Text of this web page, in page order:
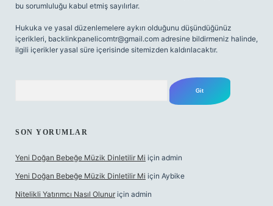
bu sorumluluğu kabul etmiş sayılırlar.
Hukuka ve yasal düzenlemelere aykırı olduğunu düşündüğünüz
içerikleri, backlinkpanelicomtr@gmail.com adresine bildirmeniz halinde,
ilgili içerikler yasal süre içerisinde sitemizden kaldırılacaktır.
SON YORUMLAR
Yeni Doğan Bebeğe Müzik Dinletilir Mi için admin
Yeni Doğan Bebeğe Müzik Dinletilir Mi için Aybike
Nitelikli Yatırımcı Nasıl Olunur için admin